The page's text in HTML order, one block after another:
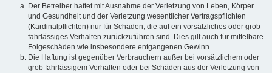
Der Betreiber haftet mit Ausnahme der Verletzung von Leben, Körper
und Gesundheit und der Verletzung wesentlicher Vertragspflichten
(Kardinalpflichten) nur für Schäden, die auf ein vorsätzliches oder grob
fahrlässiges Verhalten zurückzuführen sind. Dies gilt auch für mittelbare
Folgeschäden wie insbesondere entgangenen Gewinn.
Die Haftung ist gegenüber Verbrauchern außer bei vorsätzlichem oder
grob fahrlässigem Verhalten oder bei Schäden aus der Verletzung von